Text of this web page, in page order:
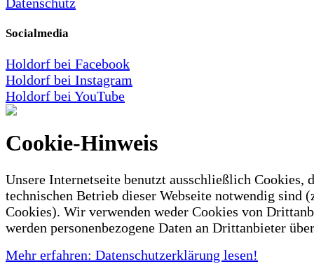
Socialmedia
Holdorf bei Facebook
Holdorf bei Instagram
Holdorf bei YouTube
Cookie-Hinweis
Unsere Internetseite benutzt ausschließlich Cookies,
technischen Betrieb dieser Webseite notwendig sind
Cookies). Wir verwenden weder Cookies von
werden personenbezogene Daten an Drittanbieter
Mehr erfahren: Datenschutzerklärung lesen!